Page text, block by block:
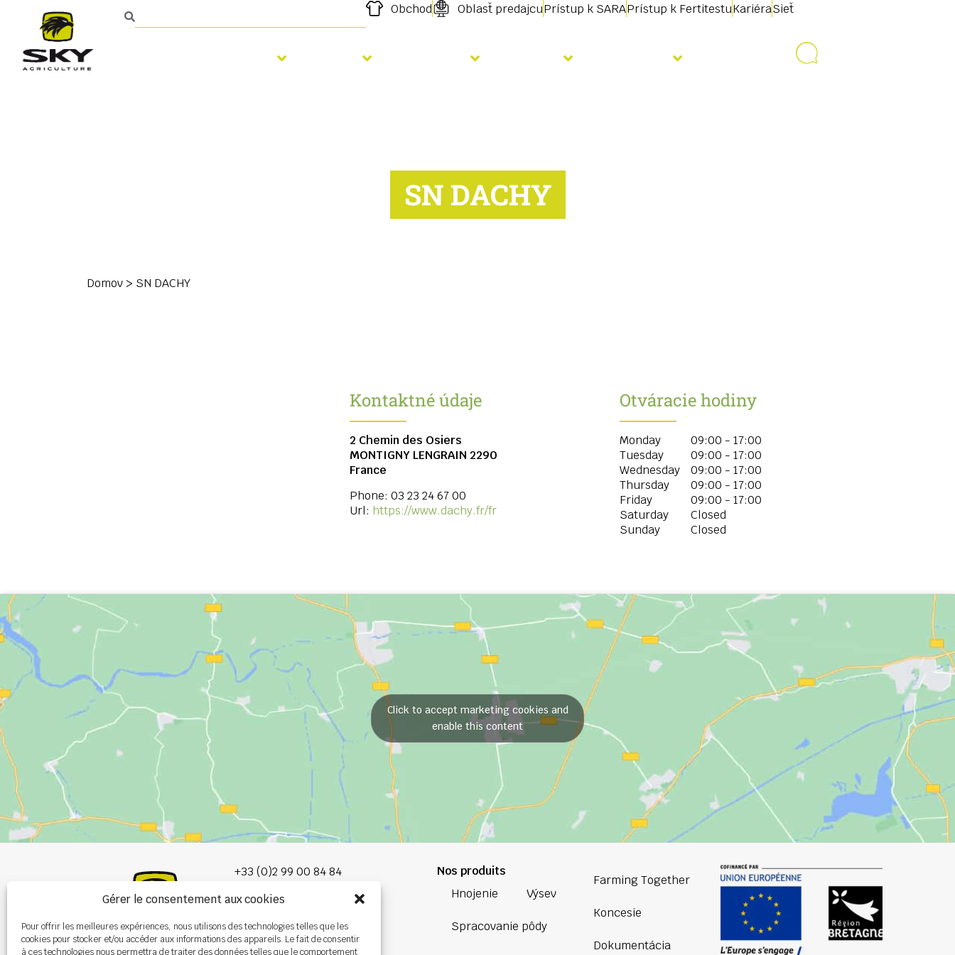
Gérer le consentement aux cookies
Pour offrir les meilleures expériences, nous utilisons des technologies telles que les
cookies pour stocker et/ou accéder aux informations des appareils. Le fait de consentir
à ces technologies nous permettra de traiter des données telles que le comportement
Obchod Oblasť predajcuPrístup k SARAPrístup k FertitestuKariéraSieť
SN DACHY
Domov > SN DACHY
Kontaktné údaje
2 Chemin des Osiers
MONTIGNY LENGRAIN 2290
France
Phone: 03 23 24 67 00
Url: https://www.dachy.fr/fr
Otváracie hodiny
Monday
09:00 - 17:00
Tuesday
09:00 - 17:00
Wednesday
09:00 - 17:00
Thursday
09:00 - 17:00
Friday
09:00 - 17:00
Saturday
Closed
Sunday
Closed
Click to accept marketing cookies and
enable this content
+33 (0)2 99 00 84 84
info@burel-group.com
Les Portes de Bretagne
P.A. de la Gaultière,
Nos produits
Hnojenie
Výsev
Spracovanie pôdy
Farming Together
Koncesie
Dokumentácia